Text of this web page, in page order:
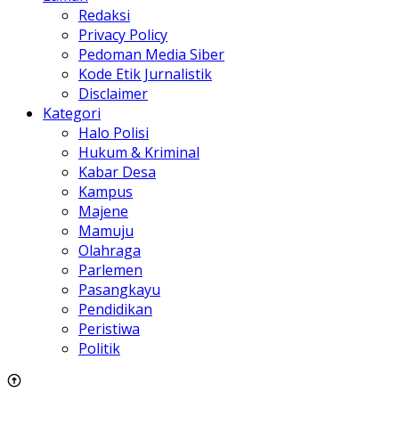
Redaksi
Privacy Policy
Pedoman Media Siber
Kode Etik Jurnalistik
Disclaimer
Kategori
Halo Polisi
Hukum & Kriminal
Kabar Desa
Kampus
Majene
Mamuju
Olahraga
Parlemen
Pasangkayu
Pendidikan
Peristiwa
Politik